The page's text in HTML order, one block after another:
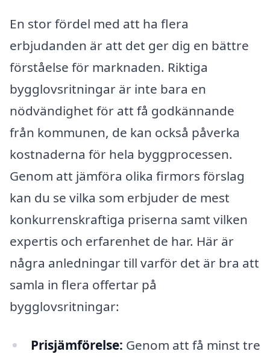
En stor fördel med att ha flera
erbjudanden är att det ger dig en bättre
förståelse för marknaden. Riktiga
bygglovsritningar är inte bara en
nödvändighet för att få godkännande
från kommunen, de kan också påverka
kostnaderna för hela byggprocessen.
Genom att jämföra olika firmors förslag
kan du se vilka som erbjuder de mest
konkurrenskraftiga priserna samt vilken
expertis och erfarenhet de har. Här är
några anledningar till varför det är bra att
samla in flera offertar på
bygglovsritningar:
Prisjämförelse: Genom att få minst tre